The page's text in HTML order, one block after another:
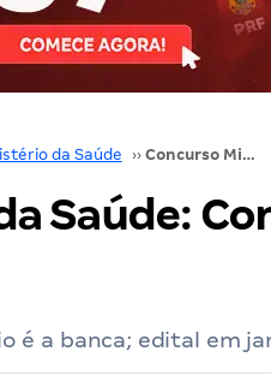
da Saúde ›› Concurso Ministério da Saúde: Consulte o novo cronograma!
Saúde:
é a banca; edital em